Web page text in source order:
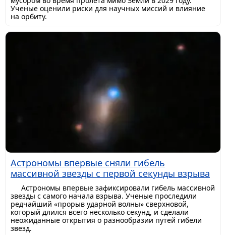
Ученые оценили риски для научных миссий и влияние
на орбиту.
Астрономы впервые сняли гибель
массивной звезды с первой секунды взрыва
Астрономы впервые зафиксировали гибель массивной
звезды с самого начала взрыва. Ученые проследили
редчайший «прорыв ударной волны» сверхновой,
который длился всего несколько секунд, и сделали
неожиданные открытия о разнообразии путей гибели
звезд.